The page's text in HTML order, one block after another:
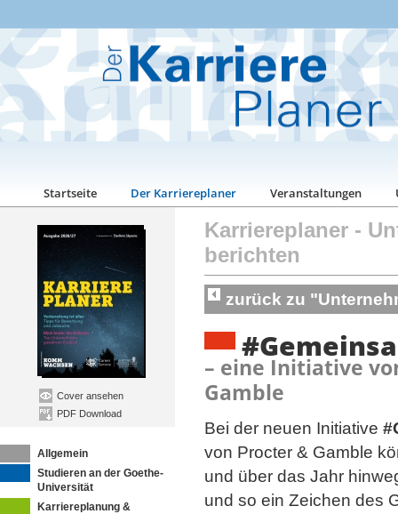
Startseite Der Karriereplaner Veranstaltungen
Cover ansehen
PDF Download
Allgemein
Studieren an der Goethe-
Universität
Karriereplanung &
Karriereplaner -
berichten
zurück zu
– eine Initiative
Gamble
Bei der neuen Initiative
von Procter & Gamble
und über das Jahr
und so ein Zeichen des